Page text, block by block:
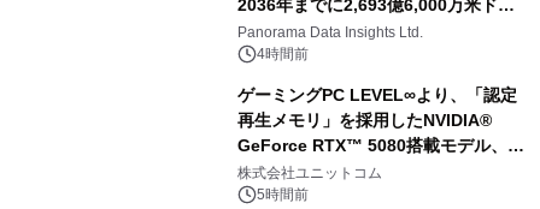
2036年までに2,693億6,000万米ドル
に達すると予測されており、予測期間
（2026年～2036年）
Panorama Data Insights Ltd.
4時間前
ゲーミングPC LEVEL∞より、「認定
再生メモリ」を採用したNVIDIA®
GeForce RTX™ 5080搭載モデル、
NVIDIA® GeForce RTX™ 5070 Ti搭
載モデルを販売開始
株式会社ユニットコム
5時間前